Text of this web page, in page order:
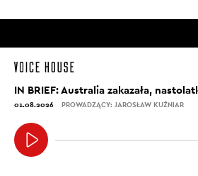
IN BRIEF: Australia zakazała,
01.08.2026 PROWADZĄCY: JAROSŁAW KUŹNIAR